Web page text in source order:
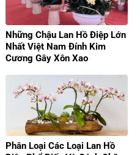
Những Chậu Lan Hồ Điệp Lớn
Nhất Việt Nam Đính Kim
Cương Gây Xôn Xao
Phân Loại Các Loại Lan Hồ